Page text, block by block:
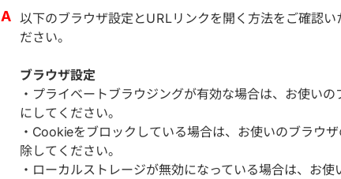
以下のブラウザ設定とURLリンクを開く方法をご確認い
ださい。
ブラウザ設定
・プライベートブラウジングが有効な場合は、お使い
にしてください。
・Cookieをブロックしている場合は、お使いのブラウ
除してください。
・ローカルストレージが無効になっている場合は、お